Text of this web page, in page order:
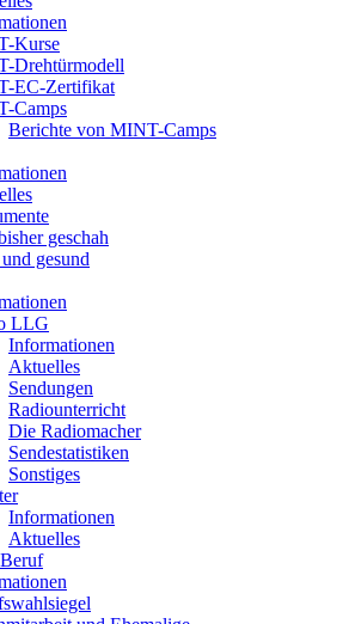
Kurse
Drehtürmodell
EC-Zertifikat
Camps
Berichte von MINT-Camps
geschah
gesund
LLG
Informationen
Aktuelles
Sendungen
Radiounterricht
Die Radiomacher
Sendestatistiken
Sonstiges
Informationen
Aktuelles